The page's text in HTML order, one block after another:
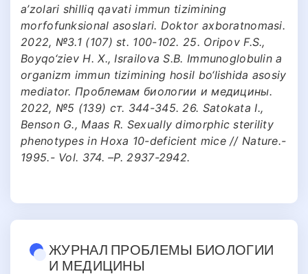
a’zolari shilliq qavati immun tizimining
morfofunksional asoslari. Doktor axboratnomasi.
2022, №3.1 (107) st. 100-102. 25. Oripov F.S.,
Boyqo‘ziev H. X., Israilova S.B. Immunoglobulin a
organizm immun tizimining hosil bo‘lishida asosiy
mediator. Проблемам биологии и медицины.
2022, №5 (139) ст. 344-345. 26. Satokata I.,
Benson G., Maas R. Sexually dimorphic sterility
phenotypes in Hoxa 10-deficient mice // Nature.-
1995.- Vol. 374. –P. 2937-2942.
ЖУРНАЛ ПРОБЛЕМЫ БИОЛОГИИ
И МЕДИЦИНЫ